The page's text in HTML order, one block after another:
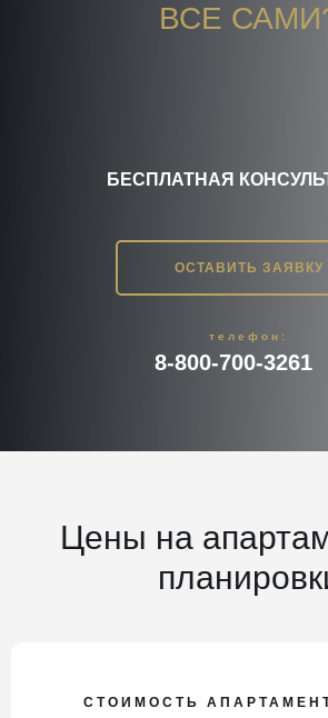
8-800-700-3261
телефон:
ВСЕ
БЕСПЛАТНАЯ
ОСТАВИТЬ ЗАЯВКУ
Цены на
СТОИМОСТЬ